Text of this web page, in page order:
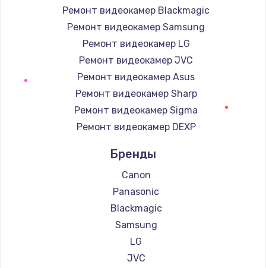
Ремонт видеокамер Blackmagic
Ремонт видеокамер Samsung
Ремонт видеокамер LG
Ремонт видеокамер JVC
Ремонт видеокамер Asus
Ремонт видеокамер Sharp
Ремонт видеокамер Sigma
Ремонт видеокамер DEXP
Бренды
Canon
Panasonic
Blackmagic
Samsung
LG
JVC